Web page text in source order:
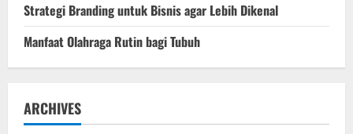
Strategi Branding untuk Bisnis agar Lebih Dikenal
Manfaat Olahraga Rutin bagi Tubuh
ARCHIVES